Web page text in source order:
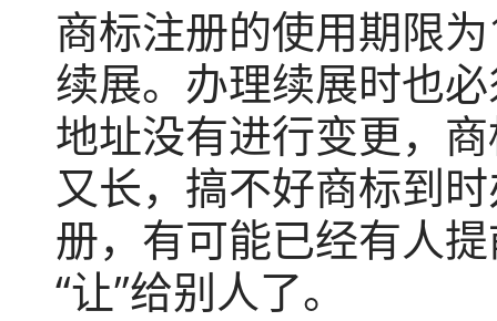
商标注册的使用期限
续展。办理续展时也
地址没有进行变更，
又长，搞不好商标到
册，有可能已经有人
“让”给别人了。